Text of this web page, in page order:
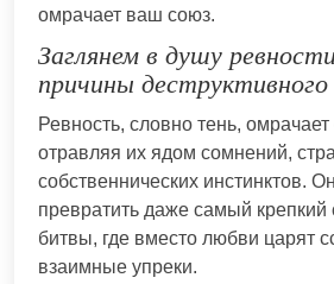
омрачает ваш союз.
Заглянем в душу
причины деструктивного
Ревность, словно тень,
отравляя их ядом сомнений,
собственнических инстинктов.
превратить даже самый крепкий
битвы, где вместо любви царят
взаимные упреки.